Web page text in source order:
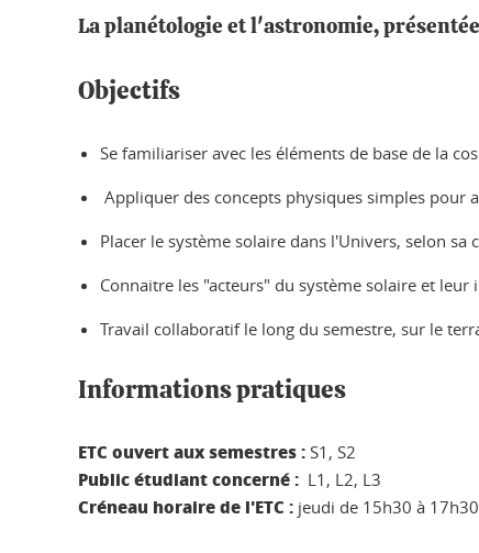
La planétologie et l'astronomie,
Objectifs
Se familiariser avec les éléments de base de la
Appliquer des concepts physiques simples pour
Placer le système solaire dans l'Univers, selon sa
Connaitre les "acteurs" du système solaire et
Travail collaboratif le long du semestre, sur le
Informations pratiques
ETC ouvert aux semestres : S1, S2
Public étudiant concerné : L1, L2, L3
Créneau horaire de l'ETC : jeudi de 15h30 à 17h30